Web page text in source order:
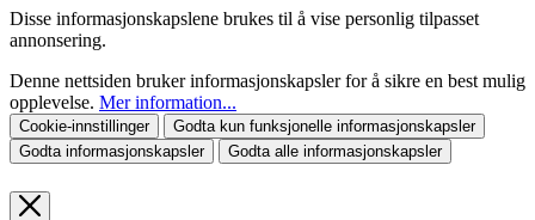
Disse informasjonskapslene brukes til å vise personlig tilpasset
annonsering.
Denne nettsiden bruker informasjonskapsler for å sikre en best mulig
opplevelse. Mer information...
Cookie-innstillinger
Godta kun funksjonelle informasjonskapsler
Godta informasjonskapsler
Godta alle informasjonskapsler